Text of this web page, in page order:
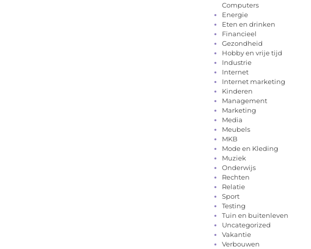
Computers
Energie
Eten en drinken
Financieel
Gezondheid
Hobby en vrije tijd
Industrie
Internet
Internet marketing
Kinderen
Management
Marketing
Media
Meubels
MKB
Mode en Kleding
Muziek
Onderwijs
Rechten
Relatie
Sport
Testing
Tuin en buitenleven
Uncategorized
Vakantie
Verbouwen